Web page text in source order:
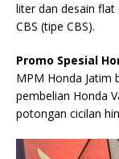
liter dan desain flat
CBS (tipe CBS).
Promo Spesial
MPM Honda Jatim
pembelian Honda
potongan cicilan